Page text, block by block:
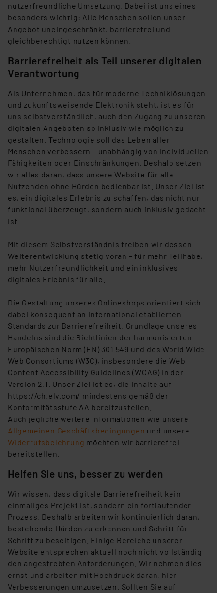
nutzerfreundliche Umsetzung. Dabei ist uns eines
besonders wichtig: Alle Menschen sollen unser
Angebot uneingeschränkt, barrierefrei und
gleichberechtigt nutzen können.
Barrierefreiheit als Teil unserer digitalen
Verantwortung
Als Unternehmen, das für moderne Techniklösungen
und zukunftsweisende Elektronik steht, ist es für
uns selbstverständlich, auch den Zugang zu unseren
digitalen Angeboten so inklusiv wie möglich zu
gestalten. Technologie soll das Leben aller
Menschen verbessern – unabhängig von individuellen
Fähigkeiten oder Einschränkungen. Deshalb setzen
wir alles daran, dass unsere Website für alle
Nutzenden ohne Hürden bedienbar ist. Unser Ziel ist
es, ein digitales Erlebnis zu schaffen, das nicht nur
funktional überzeugt, sondern auch inklusiv gedacht
ist.
Mit diesem Selbstverständnis treiben wir dessen
Weiterentwicklung stetig voran – für mehr Teilhabe,
mehr Nutzerfreundlichkeit und ein inklusives
digitales Erlebnis für alle.
Die Gestaltung unseres Onlineshops orientiert sich
dabei konsequent an international etablierten
Standards zur Barrierefreiheit. Grundlage unseres
Handelns sind die Richtlinien der harmonisierten
Europäischen Norm (EN) 301 549 und des World Wide
Web Consortiums (W3C), insbesondere die Web
Content Accessibility Guidelines (WCAG) in der
Version 2.1. Unser Ziel ist es, die Inhalte auf
https://ch.elv.com/ mindestens gemäß der
Konformitätsstufe AA bereitzustellen.
Auch jegliche weitere Informationen wie unsere
Allgemeinen Geschäftsbedingungen und unsere
Widerrufsbelehrung möchten wir barrierefrei
bereitstellen.
Helfen Sie uns, besser zu werden
Wir wissen, dass digitale Barrierefreiheit kein
einmaliges Projekt ist, sondern ein fortlaufender
Prozess. Deshalb arbeiten wir kontinuierlich daran,
bestehende Hürden zu erkennen und Schritt für
Schritt zu beseitigen. Einige Bereiche unserer
Website entsprechen aktuell noch nicht vollständig
den angestrebten Anforderungen. Wir nehmen dies
ernst und arbeiten mit Hochdruck daran, hier
Verbesserungen umzusetzen. Sollten Sie auf